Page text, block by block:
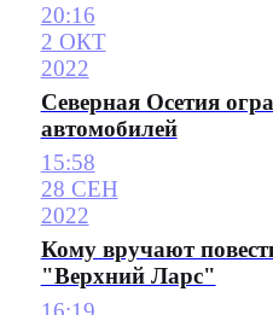
20:16
2 ОКТ
2022
Северная Осетия
автомобилей
15:58
28 СЕН
2022
Кому вручают
"Верхний Ларс"